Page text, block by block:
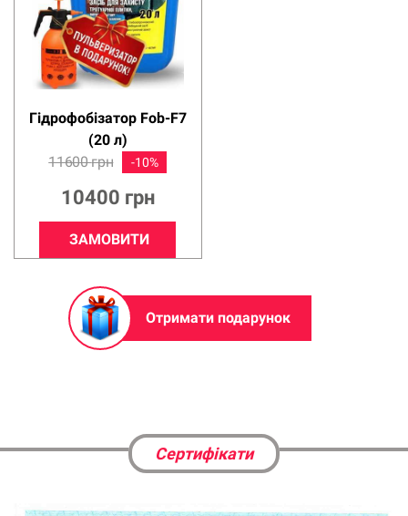
Гідрофобізатор Fob-F7
(20 л)
11600грн
10400 грн
ЗАМОВИТИ
Отримати подарунок
Сертифікати